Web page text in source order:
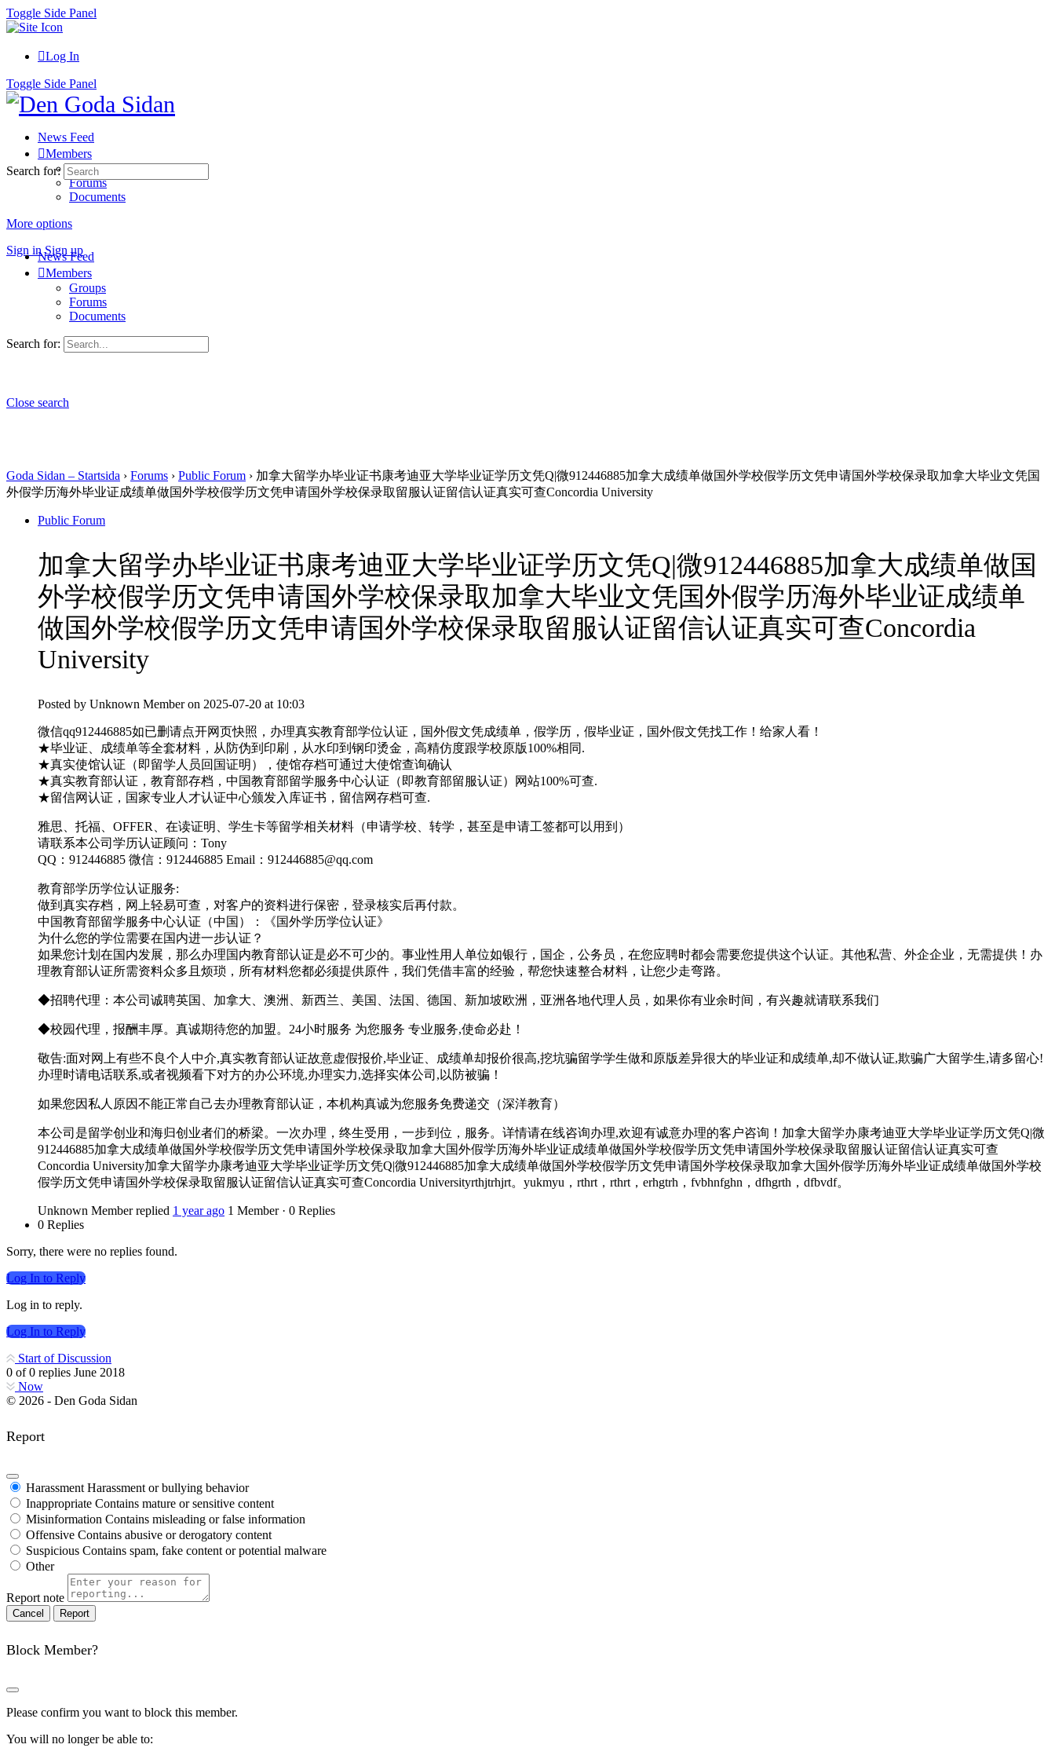
Toggle Side Panel
Log In
Toggle Side Panel
News Feed
Members
Groups
Forums
Documents
More options
Sign in Sign up
Search for:
News Feed
Members
Groups
Forums
Documents
Search for:
Close search
Goda Sidan – Startsida › Forums › Public Forum › 加拿大留学办毕业证书康考迪亚大学毕业证学历文凭Q|微912446885加拿大成绩单做国外学校假学历文凭申请国外学校保录取加拿大毕业文凭国
外假学历海外毕业证成绩单做国外学校假学历文凭申请国外学校保录取留服认证留信认证真实可查Concordia University
Public Forum
加拿大留学办毕业证书康考迪亚大学毕业证学历文凭Q|微912446885加拿大成绩单做国
外学校假学历文凭申请国外学校保录取加拿大毕业文凭国外假学历海外毕业证成绩单
做国外学校假学历文凭申请国外学校保录取留服认证留信认证真实可查Concordia
University
Posted by Unknown Member on 2025-07-20 at 10:03
微信qq912446885如已删请点开网页快照，办理真实教育部学位认证，国外假文凭成绩单，假学历，假毕业证，国外假文凭找工作！给家人看！
★毕业证、成绩单等全套材料，从防伪到印刷，从水印到钢印烫金，高精仿度跟学校原版100%相同.
★真实使馆认证（即留学人员回国证明），使馆存档可通过大使馆查询确认
★真实教育部认证，教育部存档，中国教育部留学服务中心认证（即教育部留服认证）网站100%可查.
★留信网认证，国家专业人才认证中心颁发入库证书，留信网存档可查.
雅思、托福、OFFER、在读证明、学生卡等留学相关材料（申请学校、转学，甚至是申请工签都可以用到）
请联系本公司学历认证顾问：Tony
QQ：912446885 微信：912446885 Email：912446885@qq.com
教育部学历学位认证服务:
做到真实存档，网上轻易可查，对客户的资料进行保密，登录核实后再付款。
中国教育部留学服务中心认证（中国）：《国外学历学位认证》
为什么您的学位需要在国内进一步认证？
如果您计划在国内发展，那么办理国内教育部认证是必不可少的。事业性用人单位如银行，国企，公务员，在您应聘时都会需要您提供这个认证。其他私营、外企企业，无需提供！办
理教育部认证所需资料众多且烦琐，所有材料您都必须提供原件，我们凭借丰富的经验，帮您快速整合材料，让您少走弯路。
◆招聘代理：本公司诚聘英国、加拿大、澳洲、新西兰、美国、法国、德国、新加坡欧洲，亚洲各地代理人员，如果你有业余时间，有兴趣就请联系我们
◆校园代理，报酬丰厚。真诚期待您的加盟。24小时服务 为您服务 专业服务,使命必赴！
敬告:面对网上有些不良个人中介,真实教育部认证故意虚假报价,毕业证、成绩单却报价很高,挖坑骗留学学生做和原版差异很大的毕业证和成绩单,却不做认证,欺骗广大留学生,请多留心!
办理时请电话联系,或者视频看下对方的办公环境,办理实力,选择实体公司,以防被骗！
如果您因私人原因不能正常自己去办理教育部认证，本机构真诚为您服务免费递交（深洋教育）
本公司是留学创业和海归创业者们的桥梁。一次办理，终生受用，一步到位，服务。详情请在线咨询办理,欢迎有诚意办理的客户咨询！加拿大留学办康考迪亚大学毕业证学历文凭Q|微
912446885加拿大成绩单做国外学校假学历文凭申请国外学校保录取加拿大国外假学历海外毕业证成绩单做国外学校假学历文凭申请国外学校保录取留服认证留信认证真实可查
Concordia University加拿大留学办康考迪亚大学毕业证学历文凭Q|微912446885加拿大成绩单做国外学校假学历文凭申请国外学校保录取加拿大国外假学历海外毕业证成绩单做国外学校
假学历文凭申请国外学校保录取留服认证留信认证真实可查Concordia Universityrthjtrhjrt。yukmyu，rthrt，rthrt，erhgtrh，fvbhnfghn，dfhgrth，dfbvdf。
Unknown Member replied 1 year ago 1 Member · 0 Replies
0 Replies
Sorry, there were no replies found.
Log In to Reply
Log in to reply.
Log In to Reply
Start of Discussion
0 of0 replies June 2018
Now
© 2026 - Den Goda Sidan
Report
Harassment Harassment or bullying behavior
Inappropriate Contains mature or sensitive content
Misinformation Contains misleading or false information
Offensive Contains abusive or derogatory content
Suspicious Contains spam, fake content or potential malware
Other
Report note
Report
Block Member?
Please confirm you want to block this member.
You will no longer be able to: